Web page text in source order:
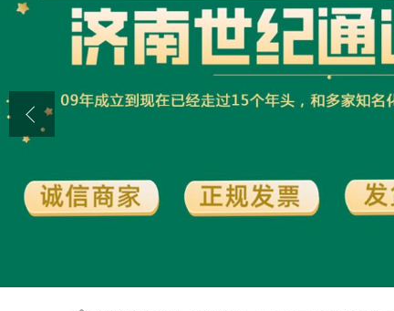
产品展厅
联系方式